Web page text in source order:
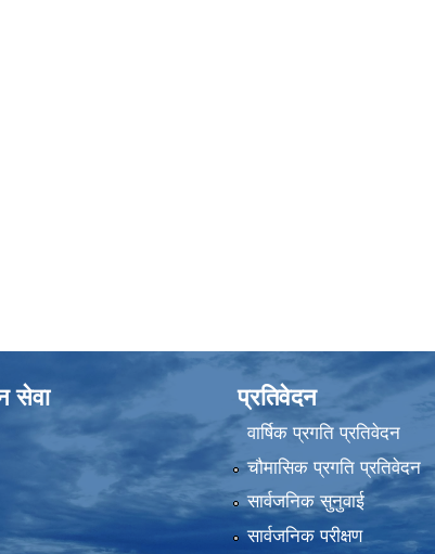
सेवा प्रतिवेदन
वार्षिक प्रगति प्रतिवेदन
चौमासिक प्रगति प्रतिवेदन
सार्वजनिक सुनुवाई
सार्वजनिक परीक्षण